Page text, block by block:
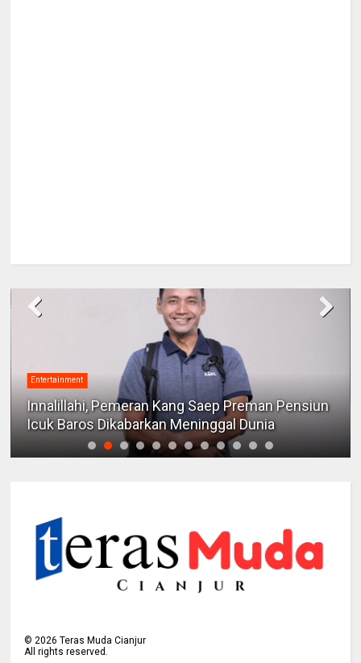
Entertainment
Innalillahi, Pemeran Kang Saep Preman Pensiun
Icuk Baros Dikabarkan Meninggal Dunia
© 2026 Teras Muda Cianjur
All rights reserved.